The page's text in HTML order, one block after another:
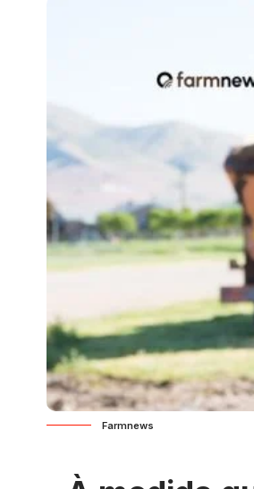
Farmnews